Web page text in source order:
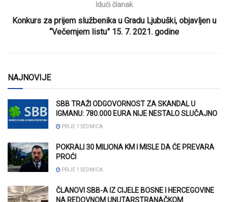
Idući članak
Konkurs za prijem službenika u Gradu Ljubuški, objavljen u
“Večernjem listu” 15. 7. 2021. godine
NAJNOVIJE
SBB TRAŽI ODGOVORNOST ZA SKANDAL U
IGMANU: 780.000 EURA NIJE NESTALO SLUČAJNO
PRIJE 1 SEDMICA
POKRALI 30 MILIONA KM I MISLE DA ĆE PREVARA
PROĆI
PRIJE 1 SEDMICA
ČLANOVI SBB-A IZ CIJELE BOSNE I HERCEGOVINE
NA REDOVNOM UNUTARSTRANAČKOM